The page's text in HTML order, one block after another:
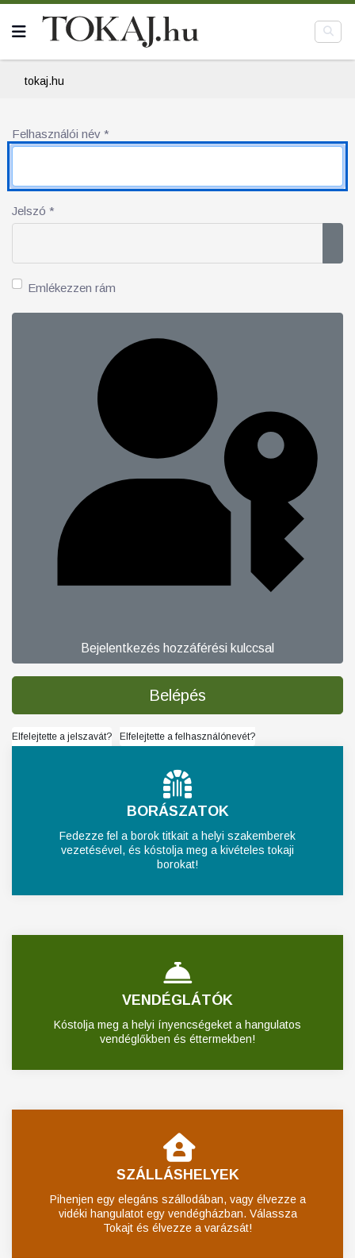
tokaj.hu
Felhasználói név *
Jelszó *
Emlékezzen rám
Bejelentkezés hozzáférési kulccsal
Belépés
Elfelejtette a jelszavát? Elfelejtette a felhasználónevét?
BORÁSZATOK
Fedezze fel a borok titkait a helyi szakemberek
vezetésével, és kóstolja meg a kivételes tokaji
borokat!
VENDÉGLÁTÓK
Kóstolja meg a helyi ínyencségeket a hangulatos
vendéglőkben és éttermekben!
SZÁLLÁSHELYEK
Pihenjen egy elegáns szállodában, vagy élvezze a
vidéki hangulatot egy vendégházban. Válassza
Tokajt és élvezze a varázsát!